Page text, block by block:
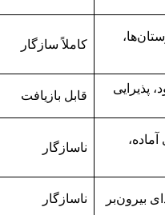
کاملاً سازگار
پذیرایی
قابل بازیافت
ناسازگار
بیرون‌بر ناسازگار